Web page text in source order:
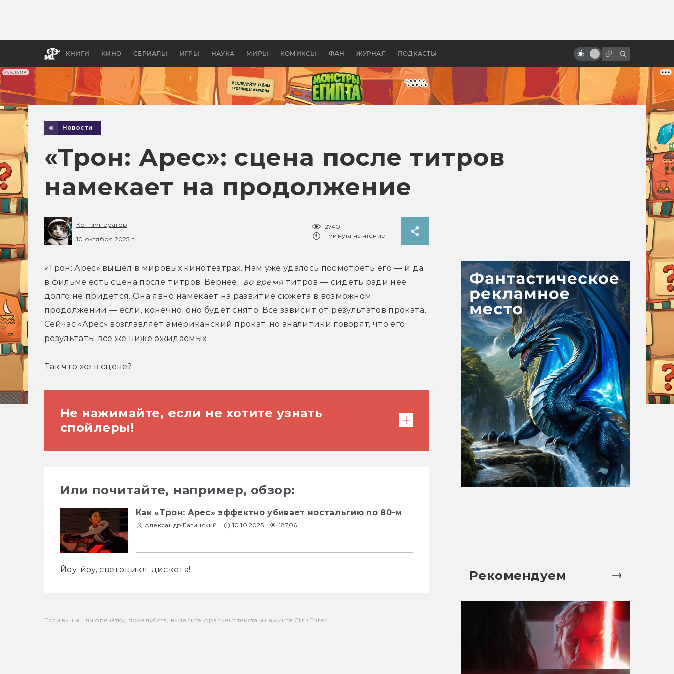
РЕКЛАМА
КНИГИ КИНО СЕРИАЛЫ ИГРЫ НАУКА МИРЫ КОМИКСЫ ФАН ЖУРНАЛ ПОДКАСТЫ
бы «Властелина колец»
Древней Грецией
Кэмерона
Новости
«Трон: Арес»: сцена после титров
намекает на продолжение
Кот-император
10 октября 2025 г.
2740
1 минута на чтение
«Трон: Арес» вышел в мировых кинотеатрах. Нам уже удалось посмотреть его — и да,
в фильме есть сцена после титров. Вернее, во время титров — сидеть ради неё
долго не придётся. Она явно намекает на развитие сюжета в возможном
продолжении — если, конечно, оно будет снято. Всё зависит от результатов проката.
Сейчас «Арес» возглавляет американский прокат, но аналитики говорят, что его
результаты всё же ниже ожидаемых.
Так что же в сцене?
Не нажимайте, если не хотите узнать
спойлеры!
Или почитайте, например, обзор:
Как «Трон: Арес» эффектно убивает ностальгию по 80-м
Александр Гагинский 10.10.2025 18706
Йоу, йоу, светоцикл, дискета!
Если вы нашли опечатку, пожалуйста, выделите фрагмент текста и нажмите Ctrl+Enter.
Рекомендуем